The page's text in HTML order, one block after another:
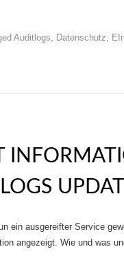
Auditlogs, Datenschutz,
ein ausgereifter Service
angezeigt. Wie und was